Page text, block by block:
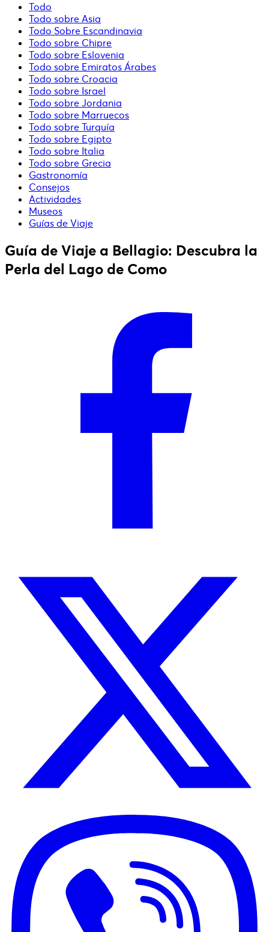
Todo
Todo sobre Asia
Todo Sobre Escandinavia
Todo sobre Chipre
Todo sobre Eslovenia
Todo sobre Emiratos Árabes
Todo sobre Croacia
Todo sobre Israel
Todo sobre Jordania
Todo sobre Marruecos
Todo sobre Turquía
Todo sobre Egipto
Todo sobre Italia
Todo sobre Grecia
Gastronomía
Consejos
Actividades
Museos
Guías de Viaje
Guía de Viaje a Bellagio: Descubra la
Perla del Lago de Como